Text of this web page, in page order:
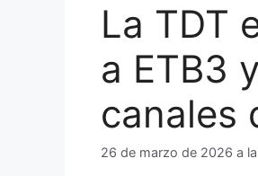
La TDT
a ETB3
canales
26 de marzo de 2026 a